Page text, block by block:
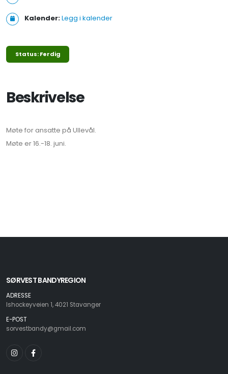
Kalender:Legg i kalender
Status: Ferdig
Beskrivelse
Møte for ansatte på Ullevål.
Møte er 16.-18. juni.
SØRVEST BANDYREGION
ADRESSE
Ishockeyveien 1, 4021 Stavanger
E-POST
sorvestbandy@gmail.com